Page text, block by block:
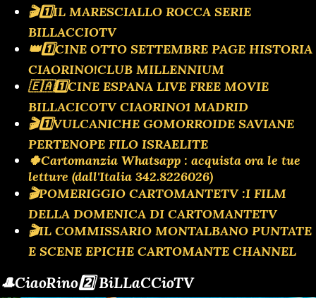
🎬1️⃣IL MARESCIALLO ROCCA SERIE
BILLACCIOTV
👑1️⃣CINE OTTO SETTEMBRE PAGE HISTORIA
CIAORINO!CLUB MILLENNIUM
🇪🇦1️⃣CINE ESPANA LIVE FREE MOVIE
BILLACICOTV CIAORINO1 MADRID
🎬1️⃣VULCANICHE GOMORROIDE SAVIANE
PERTENOPE FILO ISRAELITE
🍀Cartomanzia Whatsapp : acquista ora le tue
letture (dall'Italia 342.8226026)
🎬POMERIGGIO CARTOMANTETV :I FILM
DELLA DOMENICA DI CARTOMANTETV
🎬IL COMMISSARIO MONTALBANO PUNTATE
E SCENE EPICHE CARTOMANTE CHANNEL
🎩CiaoRino2️⃣ BiLLaCCioTV